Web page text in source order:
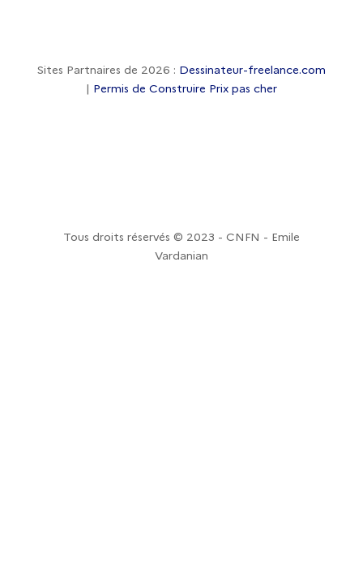
Sites Partnaires de 2026 : Dessinateur-freelance.com
| Permis de Construire Prix pas cher
Tous droits réservés © 2023 - CNFN - Emile
Vardanian